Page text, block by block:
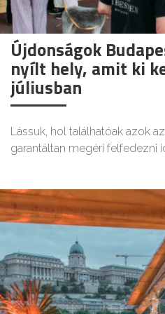
Újdonságok
nyílt hely, amit ki
júliusban
Lássuk, hol találhatóak azok
garantáltan megéri felfedezni